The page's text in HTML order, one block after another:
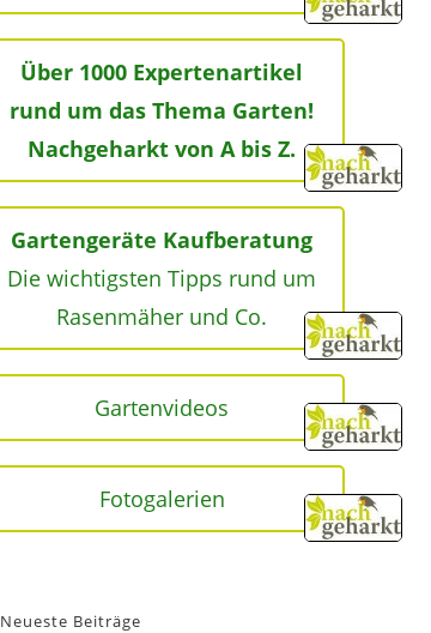
Über 1000 Expertenartikel
rund um das Thema Garten!
Nachgeharkt von A bis Z.
Gartengeräte Kaufberatung
Die wichtigsten Tipps rund um
Rasenmäher und Co.
Gartenvideos
Fotogalerien
Neueste Beiträge